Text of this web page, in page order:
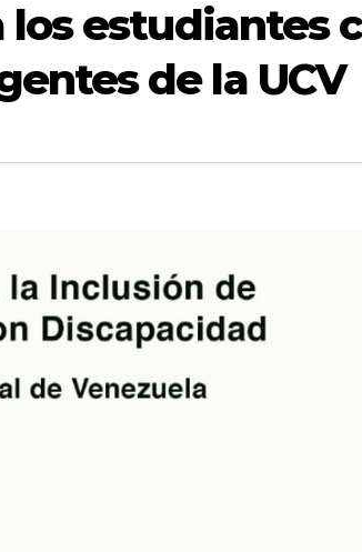
estudiantes
de la UCV